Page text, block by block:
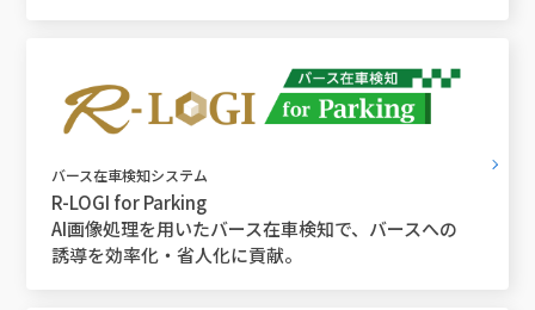
バース在車検知システム
R-LOGI for Parking
AI画像処理を用いたバース在車検知で、バースへの
誘導を効率化・省人化に貢献。